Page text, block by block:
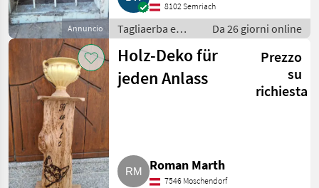
Annuncio
8102 Semriach
Tagliaerba e
macchine da
giardinaggio /
Porte e finestre
Da 26 giorni online
Holz-Deko für
jeden Anlass
Prezzo
su
richiesta
Roman Marth
7546 Moschendorf